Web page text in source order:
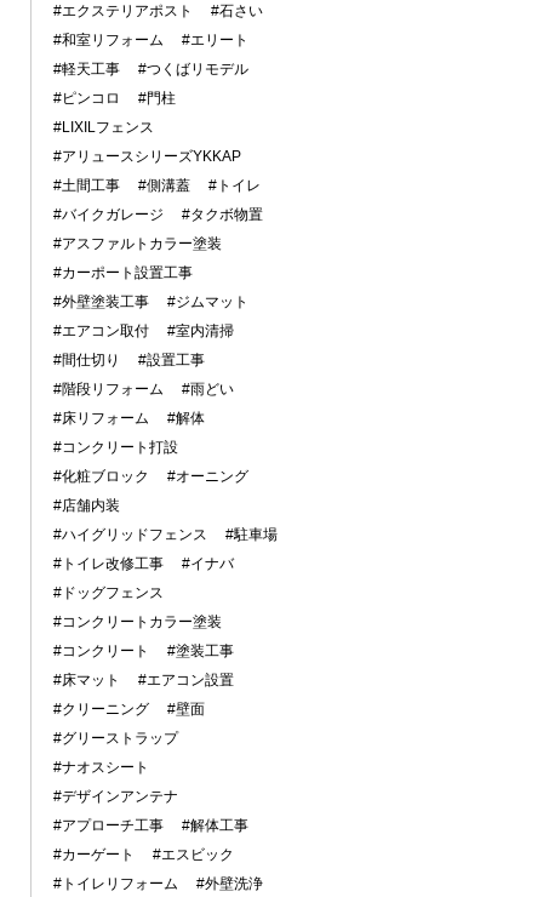
#エクステリアポスト
#石さい
#和室リフォーム
#エリート
#軽天工事
#つくばリモデル
#ピンコロ
#門柱
#LIXILフェンス
#アリュースシリーズYKKAP
#土間工事
#側溝蓋
#トイレ
#バイクガレージ
#タクボ物置
#アスファルトカラー塗装
#カーポート設置工事
#外壁塗装工事
#ジムマット
#エアコン取付
#室内清掃
#間仕切り
#設置工事
#階段リフォーム
#雨どい
#床リフォーム
#解体
#コンクリート打設
#化粧ブロック
#オーニング
#店舗内装
#ハイグリッドフェンス
#駐車場
#トイレ改修工事
#イナバ
#ドッグフェンス
#コンクリートカラー塗装
#コンクリート
#塗装工事
#床マット
#エアコン設置
#クリーニング
#壁面
#グリーストラップ
#ナオスシート
#デザインアンテナ
#アプローチ工事
#解体工事
#カーゲート
#エスビック
#トイレリフォーム
#外壁洗浄